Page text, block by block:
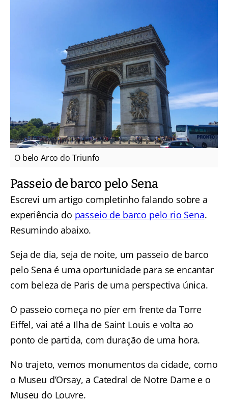
O belo Arco do Triunfo
Passeio de barco pelo Sena
Escrevi um artigo completinho falando sobre a
experiência do passeio de barco pelo rio Sena.
Resumindo abaixo.
Seja de dia, seja de noite, um passeio de barco
pelo Sena é uma oportunidade para se encantar
com beleza de Paris de uma perspectiva única.
O passeio começa no píer em frente da Torre
Eiffel, vai até a Ilha de Saint Louis e volta ao
ponto de partida, com duração de uma hora.
No trajeto, vemos monumentos da cidade, como
o Museu d’Orsay, a Catedral de Notre Dame e o
Museu do Louvre.